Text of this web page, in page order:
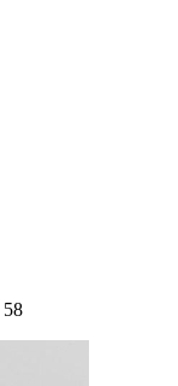
58